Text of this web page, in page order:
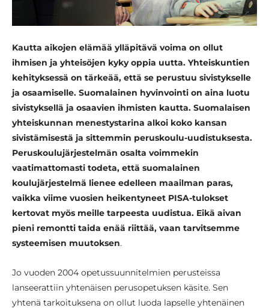
Kautta aikojen elämää ylläpitävä voima on ollut
ihmisen ja yhteisöjen kyky oppia uutta. Yhteiskuntien
kehityksessä on tärkeää, että se perustuu sivistykselle
ja osaamiselle. Suomalainen hyvinvointi on aina luotu
sivistyksellä ja osaavien ihmisten kautta. Suomalaisen
yhteiskunnan menestystarina alkoi koko kansan
sivistämisestä ja sittemmin peruskoulu-uudistuksesta.
Peruskoulujärjestelmän osalta voimmekin
vaatimattomasti todeta, että suomalainen
koulujärjestelmä lienee edelleen maailman paras,
vaikka viime vuosien heikentyneet PISA-tulokset
kertovat myös meille tarpeesta uudistua. Eikä aivan
pieni remontti taida enää riittää, vaan tarvitsemme
systeemisen muutoksen.
Jo vuoden 2004 opetussuunnitelmien perusteissa
lanseerattiin yhtenäisen perusopetuksen käsite. Sen
yhtenä tarkoituksena on ollut luoda lapselle yhtenäinen